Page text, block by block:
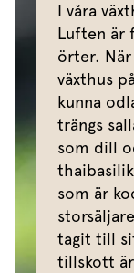
I våra
Luften är
örter. När
växthus
kunna
trängs
som dill
som är
tagit till
tillskott